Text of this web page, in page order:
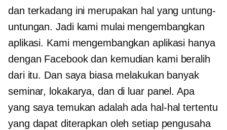
dan terkadang ini merupakan hal yang untung-
untungan. Jadi kami mulai mengembangkan
aplikasi. Kami mengembangkan aplikasi hanya
dengan Facebook dan kemudian kami beralih
dari itu. Dan saya biasa melakukan banyak
seminar, lokakarya, dan di luar panel. Apa
yang saya temukan adalah ada hal-hal tertentu
yang dapat diterapkan oleh setiap pengusaha